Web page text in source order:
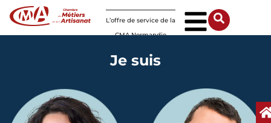
L’offre de service de la
CMA Normandie
Je suis
Panneau de gestion des cookies